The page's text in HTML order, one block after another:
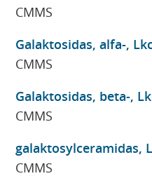
CMMS
Galaktosidas, alfa-,
CMMS
Galaktosidas, beta-,
CMMS
galaktosylceramidas,
CMMS